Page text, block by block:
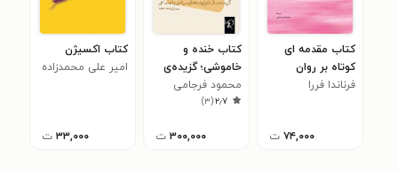
کتاب مقدمه ای
کوتاه بر روان
شناسی زبان
فرناندا فررا
۷۴,۰۰۰ ت
کتاب خنده و
خاموشی؛ گزیده‌ی
ده سال
طنزنوشته‌های
(جلد اول
محمود فرجامی
۲٫۷(۳)
۳۰۰,۰۰۰ ت
کتاب اکسیژن
امیر علی محمدزاده
۳۳,۰۰۰ ت